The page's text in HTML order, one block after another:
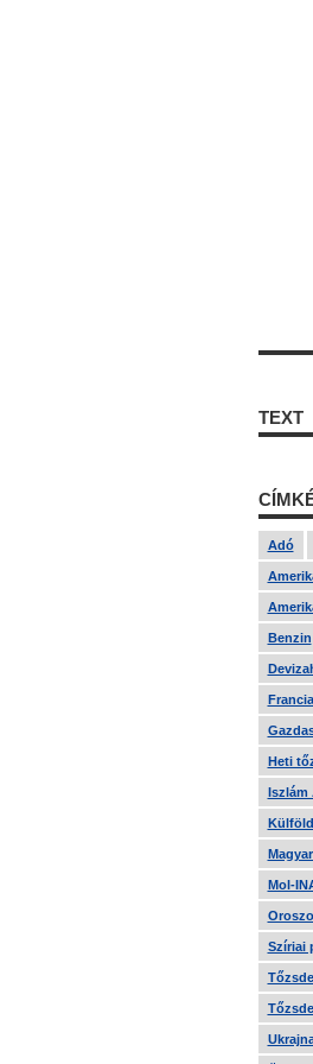
TEXT
Adó
Benzin
Heti
Iszlám
Mol-
Szíriai